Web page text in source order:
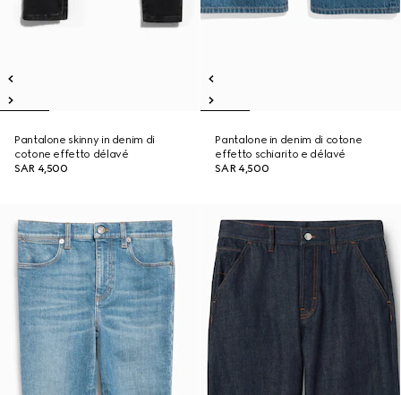
Pantalone skinny in denim di
cotone effetto délavé
SAR 4,500
Pantalone in denim di cotone
effetto schiarito e délavé
SAR 4,500